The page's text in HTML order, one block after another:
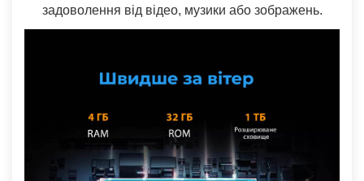
задоволення від відео, музики або зображень.